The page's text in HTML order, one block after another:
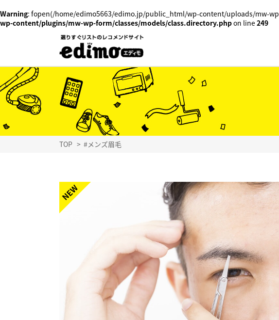
Warning: fopen(/home/edimo5663/edimo.jp/public_html/wp-content/uploads/mw-
wp-content/plugins/mw-wp-form/classes/models/class.directory.phpon line249
TOP > #メンズ眉毛